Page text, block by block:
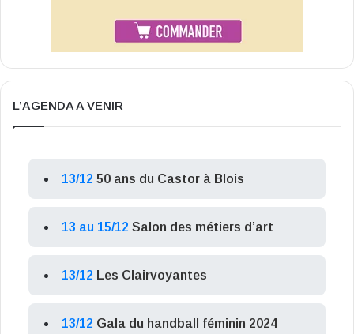
L’AGENDA A VENIR
13/12 50 ans du Castor à Blois
13 au 15/12 Salon des métiers d’art
13/12 Les Clairvoyantes
13/12 Gala du handball féminin 2024